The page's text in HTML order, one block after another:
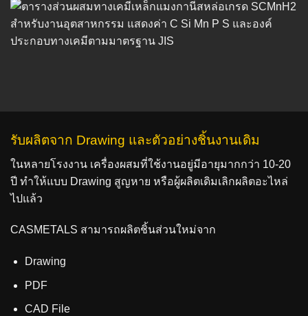
รับผลิตจาก Drawing และตัวอย่างชิ้นงานเดิม
ในหลายโรงงาน เครื่องผสมที่ใช้งานอยู่มีอายุมากกว่า 10-20
ปี ทำให้แบบ Drawing สูญหาย หรือผู้ผลิตเดิมเลิกผลิตอะไหล่
ไปแล้ว
CASMETALS สามารถผลิตชิ้นส่วนใหม่จาก
Drawing
PDF
CAD File